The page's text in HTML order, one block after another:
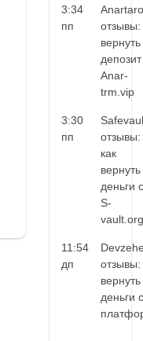
3:34
пп
отзывы:
вернуть
Anar-
trm.vip
3:30
пп
отзывы:
как
вернуть
деньги с
S-
vault.org
11:54
дп
отзывы:
вернуть
деньги с